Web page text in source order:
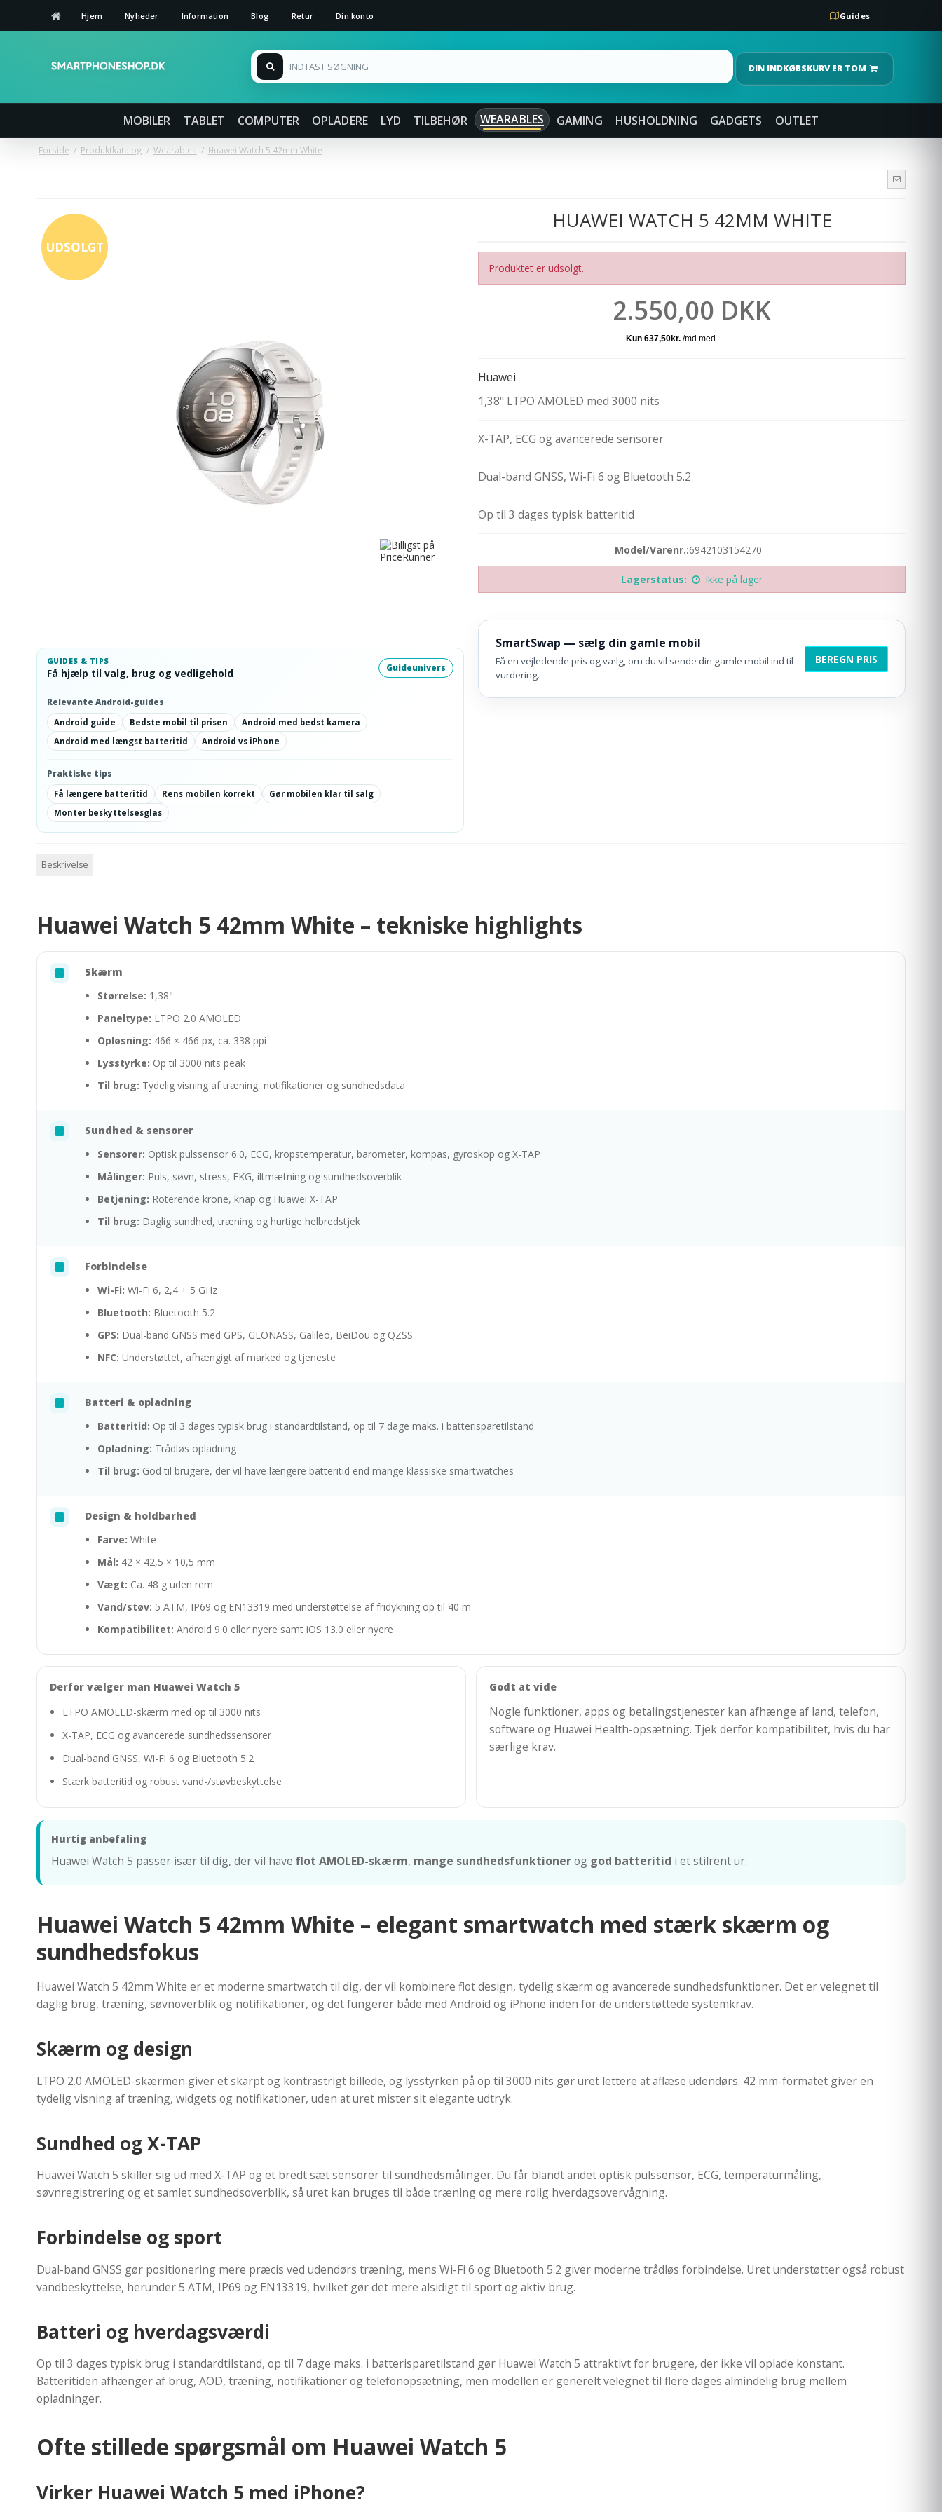
Hjem Nyheder Information Blog Retur Din konto Guides
DIN INDKØBSKURV ER TOM
MOBILER TABLET COMPUTER OPLADERE LYD TILBEHØR WEARABLES GAMING HUSHOLDNING GADGETS OUTLET
Forside / Produktkatalog / Wearables / Huawei Watch 5 42mm White
UDSOLGT
GUIDES & TIPS
Få hjælp til valg, brug og vedligehold Guideunivers
Relevante Android-guides
Android guide
Bedste mobil til prisen
Android med bedst kamera
Android med længst batteritid
Android vs iPhone
Praktiske tips
Få længere batteritid
Rens mobilen korrekt
Gør mobilen klar til salg
Monter beskyttelsesglas
HUAWEI WATCH 5 42MM WHITE
Produktet er udsolgt.
2.550,00 DKK
Huawei
1,38" LTPO AMOLED med 3000 nits
X-TAP, ECG og avancerede sensorer
Dual-band GNSS, Wi-Fi 6 og Bluetooth 5.2
Op til 3 dages typisk batteritid
Model/Varenr.:6942103154270
Lagerstatus: Ikke på lager
SmartSwap — sælg din gamle mobil
Få en vejledende pris og vælg, om du vil sende din gamle mobil ind til
vurdering.
BEREGN PRIS
Beskrivelse
Huawei Watch 5 42mm White – tekniske highlights
Skærm
Størrelse: 1,38"
Paneltype: LTPO 2.0 AMOLED
Opløsning: 466 × 466 px, ca. 338 ppi
Lysstyrke: Op til 3000 nits peak
Til brug: Tydelig visning af træning, notifikationer og sundhedsdata
Sundhed & sensorer
Sensorer: Optisk pulssensor 6.0, ECG, kropstemperatur, barometer, kompas, gyroskop og X-TAP
Målinger: Puls, søvn, stress, EKG, iltmætning og sundhedsoverblik
Betjening: Roterende krone, knap og Huawei X-TAP
Til brug: Daglig sundhed, træning og hurtige helbredstjek
Forbindelse
Wi-Fi: Wi-Fi 6, 2,4 + 5 GHz
Bluetooth: Bluetooth 5.2
GPS: Dual-band GNSS med GPS, GLONASS, Galileo, BeiDou og QZSS
NFC: Understøttet, afhængigt af marked og tjeneste
Batteri & opladning
Batteritid: Op til 3 dages typisk brug i standardtilstand, op til 7 dage maks. i batterisparetilstand
Opladning: Trådløs opladning
Til brug: God til brugere, der vil have længere batteritid end mange klassiske smartwatches
Design & holdbarhed
Farve: White
Mål: 42 × 42,5 × 10,5 mm
Vægt: Ca. 48 g uden rem
Vand/støv: 5 ATM, IP69 og EN13319 med understøttelse af fridykning op til 40 m
Kompatibilitet: Android 9.0 eller nyere samt iOS 13.0 eller nyere
Derfor vælger man Huawei Watch 5
LTPO AMOLED-skærm med op til 3000 nits
X-TAP, ECG og avancerede sundhedssensorer
Dual-band GNSS, Wi-Fi 6 og Bluetooth 5.2
Stærk batteritid og robust vand-/støvbeskyttelse
Godt at vide
Nogle funktioner, apps og betalingstjenester kan afhænge af land, telefon,
software og Huawei Health-opsætning. Tjek derfor kompatibilitet, hvis du har
særlige krav.
Hurtig anbefaling
Huawei Watch 5 passer især til dig, der vil have flot AMOLED-skærm, mange sundhedsfunktionerog god batteritid i et stilrent ur.
Huawei Watch 5 42mm White – elegant smartwatch med stærk skærm og
sundhedsfokus
Huawei Watch 5 42mm White er et moderne smartwatch til dig, der vil kombinere flot design, tydelig skærm og avancerede sundhedsfunktioner. Det er velegnet til
daglig brug, træning, søvnoverblik og notifikationer, og det fungerer både med Android og iPhone inden for de understøttede systemkrav.
Skærm og design
LTPO 2.0 AMOLED-skærmen giver et skarpt og kontrastrigt billede, og lysstyrken på op til 3000 nits gør uret lettere at aflæse udendørs. 42 mm-formatet giver en
tydelig visning af træning, widgets og notifikationer, uden at uret mister sit elegante udtryk.
Sundhed og X-TAP
Huawei Watch 5 skiller sig ud med X-TAP og et bredt sæt sensorer til sundhedsmålinger. Du får blandt andet optisk pulssensor, ECG, temperaturmåling,
søvnregistrering og et samlet sundhedsoverblik, så uret kan bruges til både træning og mere rolig hverdagsovervågning.
Forbindelse og sport
Dual-band GNSS gør positionering mere præcis ved udendørs træning, mens Wi-Fi 6 og Bluetooth 5.2 giver moderne trådløs forbindelse. Uret understøtter også robust
vandbeskyttelse, herunder 5 ATM, IP69 og EN13319, hvilket gør det mere alsidigt til sport og aktiv brug.
Batteri og hverdagsværdi
Op til 3 dages typisk brug i standardtilstand, op til 7 dage maks. i batterisparetilstand gør Huawei Watch 5 attraktivt for brugere, der ikke vil oplade konstant.
Batteritiden afhænger af brug, AOD, træning, notifikationer og telefonopsætning, men modellen er generelt velegnet til flere dages almindelig brug mellem
opladninger.
Ofte stillede spørgsmål om Huawei Watch 5
Virker Huawei Watch 5 med iPhone?